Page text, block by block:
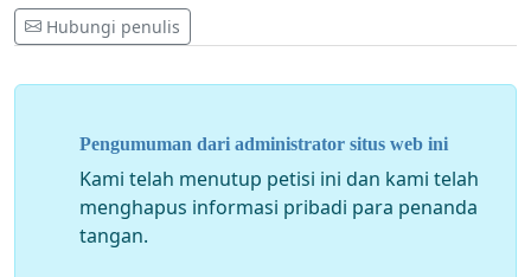
Hubungi penulis
Pengumuman dari administrator situs web ini
Kami telah menutup petisi ini dan kami telah
menghapus informasi pribadi para penanda
tangan.